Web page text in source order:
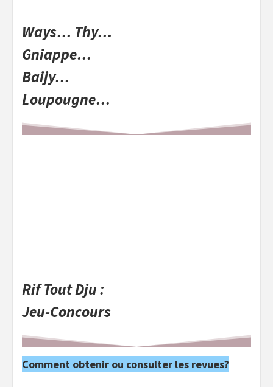
Ways… Thy…
Gniappe…
Baijy…
Loupougne…
Rif Tout Dju :
Jeu-Concours
Comment obtenir ou consulter les revues?